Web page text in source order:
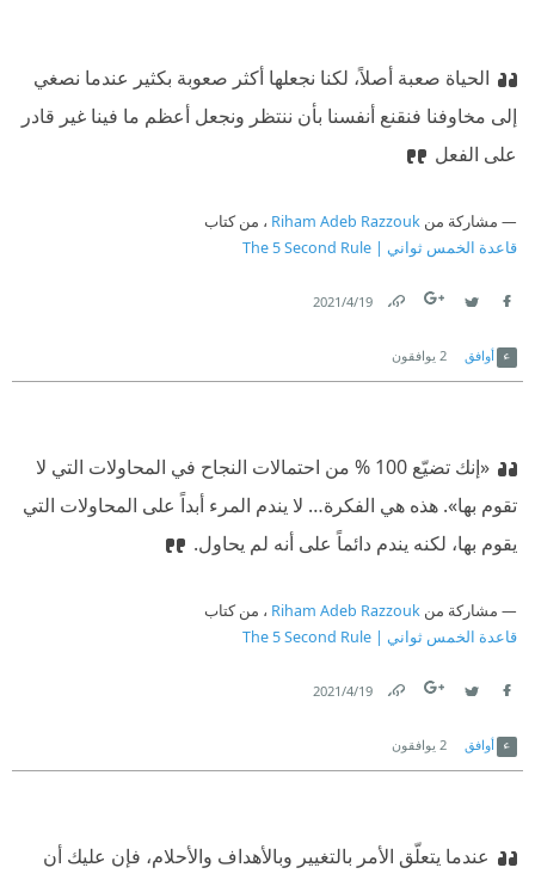
الحياة صعبة أصلاً، لكنا نجعلها أكثر صعوبة بكثير عندما نصغي
إلى مخاوفنا فنقنع أنفسنا بأن ننتظر ونجعل أعظم ما فينا غير قادر
على الفعل
مشاركة من Riham Adeb Razzouk ، من كتاب
قاعدة الخمس ثواني | The 5 Second Rule
19‏/4‏/2021
أوافق 2 يوافقون
«إنك تضيّع 100 % من احتمالات النجاح في المحاولات التي لا
تقوم بها». هذه هي الفكرة… لا يندم المرء أبداً على المحاولات التي
يقوم بها، لكنه يندم دائماً على أنه لم يحاول.
مشاركة من Riham Adeb Razzouk ، من كتاب
قاعدة الخمس ثواني | The 5 Second Rule
19‏/4‏/2021
أوافق 2 يوافقون
عندما يتعلّق الأمر بالتغيير وبالأهداف والأحلام، فإن عليك أن